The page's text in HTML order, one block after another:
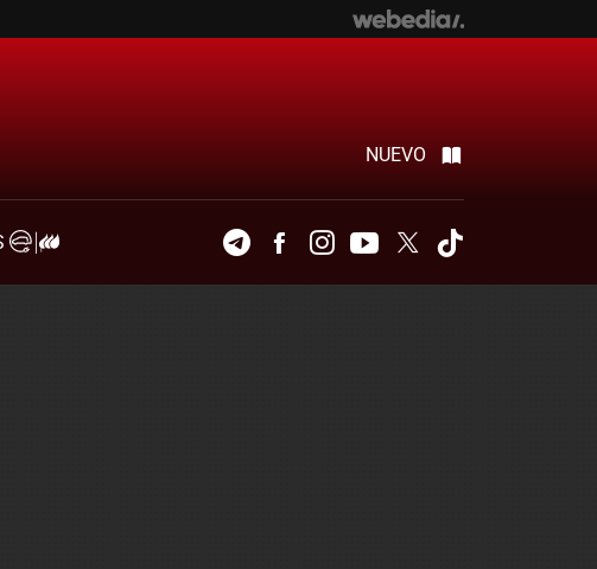
NUEVO
TelegramFacebookInstagramYoutubeTwitter